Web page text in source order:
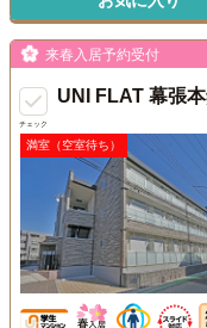
チェック
来春入居予約受付
UNI FLAT 幕張
満室（空室待ち）